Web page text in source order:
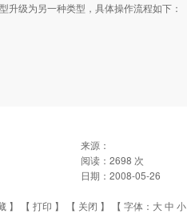
级为另一种类型，具体操作流程如下：
来源：
阅读： 2698 次
日期： 2008-05-26
】 【 打印 】 【 关闭 】 【 字体： 大中 小